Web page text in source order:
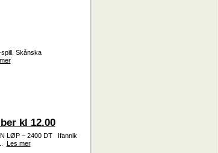
Skånska
kl 12.00
LØP – 2400 DT Ifannik
Les mer